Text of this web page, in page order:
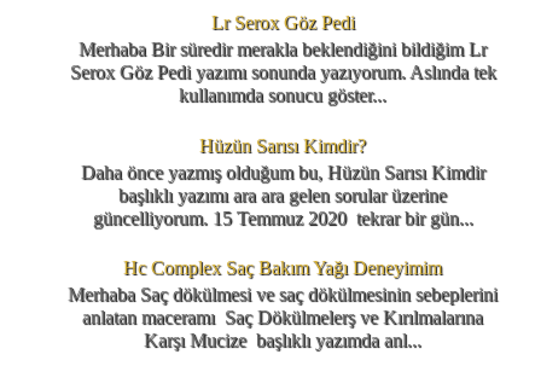
Lr Serox Göz Pedi
Merhaba Bir süredir merakla beklendiğini bildiğim Lr
Serox Göz Pedi yazımı sonunda yazıyorum. Aslında tek
kullanımda sonucu göster...
Hüzün Sarısı Kimdir?
Daha önce yazmış olduğum bu, Hüzün Sarısı Kimdir
başlıklı yazımı ara ara gelen sorular üzerine
güncelliyorum. 15 Temmuz 2020 tekrar bir gün...
Hc Complex Saç Bakım Yağı Deneyimim
Merhaba Saç dökülmesi ve saç dökülmesinin sebeplerini
anlatan maceramı Saç Dökülmelerş ve Kırılmalarına
Karşı Mucize başlıklı yazımda anl...